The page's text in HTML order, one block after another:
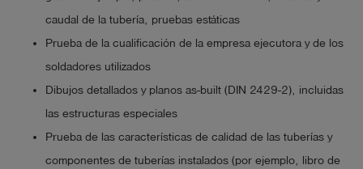
caudal de la tubería, pruebas estáticas
Prueba de la cualificación de la empresa ejecutora y de los
soldadores utilizados
Dibujos detallados y planos as-built (DIN 2429-2), incluidas
las estructuras especiales
Prueba de las características de calidad de las tuberías y
componentes de tuberías instalados (por ejemplo, libro de